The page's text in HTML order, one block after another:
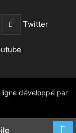
Twitter
développé par